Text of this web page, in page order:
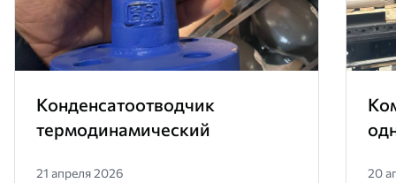
Конденсатоотводчик
термодинамический
21 апреля 2026 20